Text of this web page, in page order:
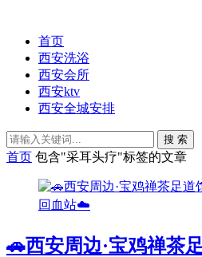
首页
西安洗浴
西安会所
西安ktv
西安全城安排
搜 索
首页 包含"采耳头疗"标签的文章
🚗西安周边·宝鸡禅茶